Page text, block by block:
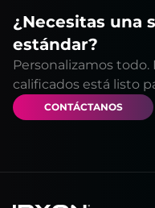
¿Necesitas una
estándar?
Personalizamos
calificados está listo
CONTÁCTANOS